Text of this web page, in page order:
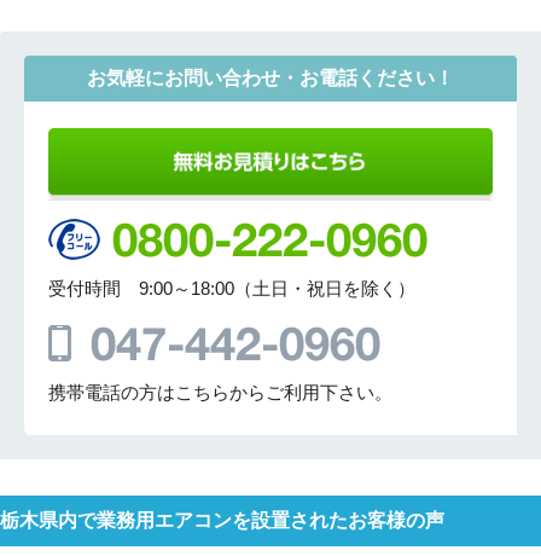
お気軽にお問い合わせ・お電話ください！
受付時間 9:00～18:00（土日・祝日を除く）
携帯電話の方はこちらからご利用下さい。
栃木県内で業務用エアコンを設置されたお客様の声